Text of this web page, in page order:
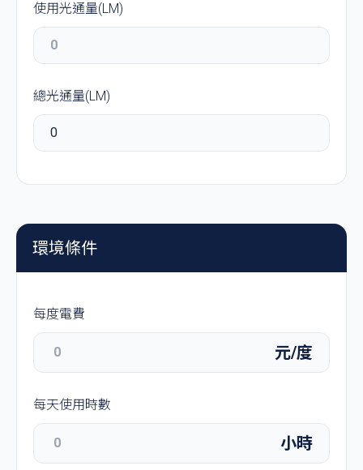
使用光通量(LM)
總光通量(LM)
0
環境條件
每度電費
元/度
每天使用時數
小時